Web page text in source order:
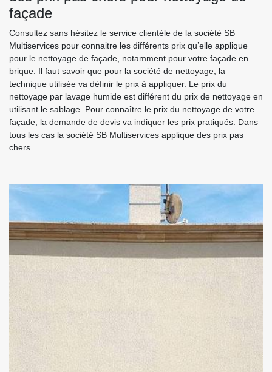
façade
Consultez sans hésitez le service clientèle de la société SB
Multiservices pour connaitre les différents prix qu’elle applique
pour le nettoyage de façade, notamment pour votre façade en
brique. Il faut savoir que pour la société de nettoyage, la
technique utilisée va définir le prix à appliquer. Le prix du
nettoyage par lavage humide est différent du prix de nettoyage en
utilisant le sablage. Pour connaître le prix du nettoyage de votre
façade, la demande de devis va indiquer les prix pratiqués. Dans
tous les cas la société SB Multiservices applique des prix pas
chers.